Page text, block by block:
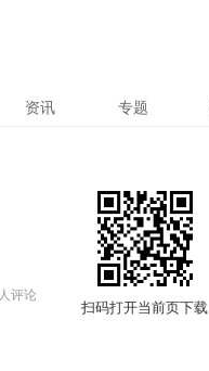
资讯 专题
人评论
扫码打开当前页下载